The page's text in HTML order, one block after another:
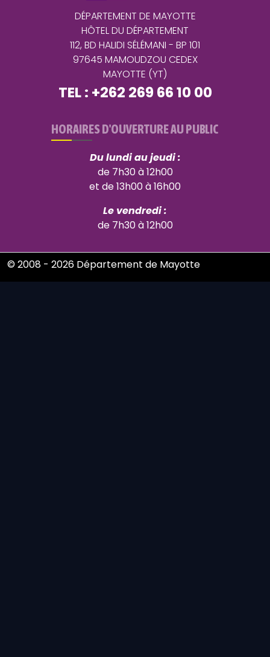
DÉPARTEMENT DE MAYOTTE
HÔTEL DU DÉPARTEMENT
112, BD HALIDI SÉLÉMANI - BP 101
97645 MAMOUDZOU CEDEX
MAYOTTE (YT)
TEL : +262 269 66 10 00
HORAIRES D'OUVERTURE AU PUBLIC
Du lundi au jeudi :
de 7h30 à 12h00
et de 13h00 à 16h00
Le vendredi :
de 7h30 à 12h00
© 2008 - 2026 Département de Mayotte